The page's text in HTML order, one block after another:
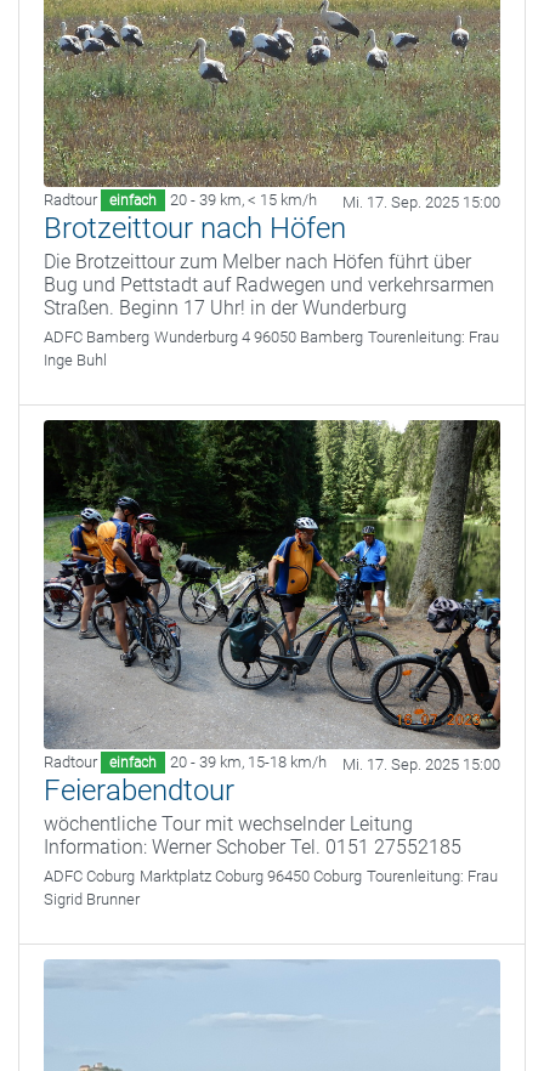
Radtour einfach 20 - 39 km, < 15 km/h Mi. 17. Sep. 2025 15:00
Brotzeittour nach Höfen
Die Brotzeittour zum Melber nach Höfen führt über
Bug und Pettstadt auf Radwegen und verkehrsarmen
Straßen. Beginn 17 Uhr! in der Wunderburg
ADFC Bamberg Wunderburg 4 96050 Bamberg Tourenleitung: Frau
Inge Buhl
Radtour einfach 20 - 39 km, 15-18 km/h Mi. 17. Sep. 2025 15:00
Feierabendtour
wöchentliche Tour mit wechselnder Leitung
Information: Werner Schober Tel. 0151 27552185
ADFC Coburg Marktplatz Coburg 96450 Coburg Tourenleitung: Frau
Sigrid Brunner